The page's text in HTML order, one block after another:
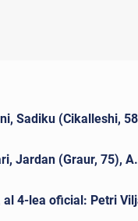
Sadiku (Cikalleshi,
Jardan (Graur, 75),
4-lea oficial: Petri